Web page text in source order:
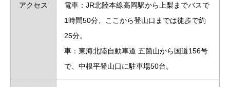
アクセス
電車：JR北陸本線高岡駅から上梨までバスで
1時間50分、ここから登山口までは徒歩で約
25分。
車：東海北陸自動車道 五箇山から国道156号
で、中根平登山口に駐車場50台。